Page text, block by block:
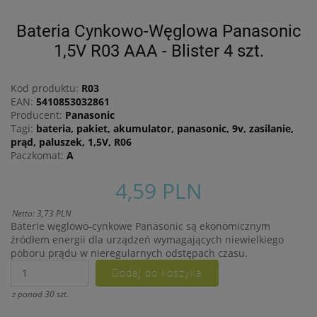
Bateria Cynkowo-Węglowa Panasonic
1,5V R03 AAA - Blister 4 szt.
Kod produktu: R03
EAN: 5410853032861
Producent: Panasonic
Tagi: bateria, pakiet, akumulator, panasonic, 9v, zasilanie,
prąd, paluszek, 1,5V, R06
Paczkomat: A
4,59 PLN
Netto: 3,73 PLN
Baterie węglowo-cynkowe Panasonic są ekonomicznym
źródłem energii dla urządzeń wymagających niewielkiego
poboru prądu w nieregularnych odstępach czasu.
z ponad 30 szt.
Działania DK INVESTMENT
GROUP sp. z o.o. związane z
danych są ukierunkowane
na zagwarantowanie Ci
poczucia pełnego
bezpieczeństwa oraz
legalności przetwarzania na
prawa ochrony danych
osobowych, w tym
Europejskiego i Rady
2016/679 z dnia 27 kwietnia
2016 r. w sprawie ochrony
osób fizycznych w związku z
przetwarzaniem danych